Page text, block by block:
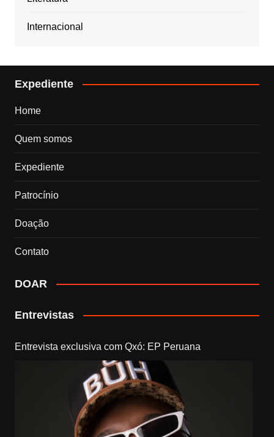
Internacional
Expediente
Home
Quem somos
Expediente
Patrocínio
Doação
Contato
DOAR
Entrevistas
Entrevista exclusiva com Qxó: EP Peruana